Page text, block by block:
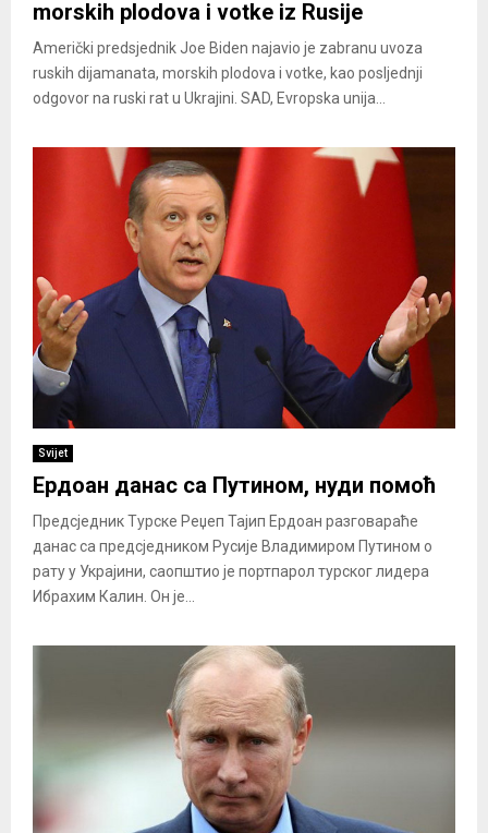
morskih plodova i votke iz Rusije
Američki predsjednik Joe Biden najavio je zabranu uvoza
ruskih dijamanata, morskih plodova i votke, kao posljednji
odgovor na ruski rat u Ukrajini. SAD, Evropska unija...
Svijet
Ердоан данас са Путином, нуди помоћ
Предсједник Турске Реџеп Тајип Ердоан разговараће
данас са предсједником Русије Владимиром Путином о
рату у Украјини, саопштио је портпарол турског лидера
Ибрахим Калин. Он је...